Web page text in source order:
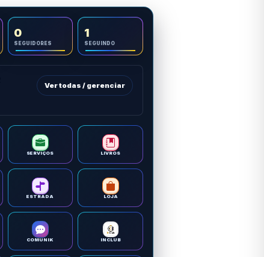
0
SEGUIDORES
1
SEGUINDO
Ver todas / gerenciar
SERVIÇOS LIVROS
ESTRADA LOJA
COMUNIK INCLUB